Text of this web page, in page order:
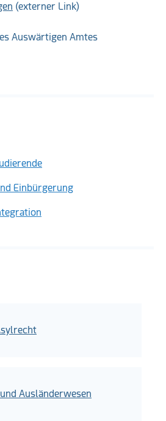
(externer Link)
Auswärtigen Amtes
Einbürgerung
Ausländerwesen